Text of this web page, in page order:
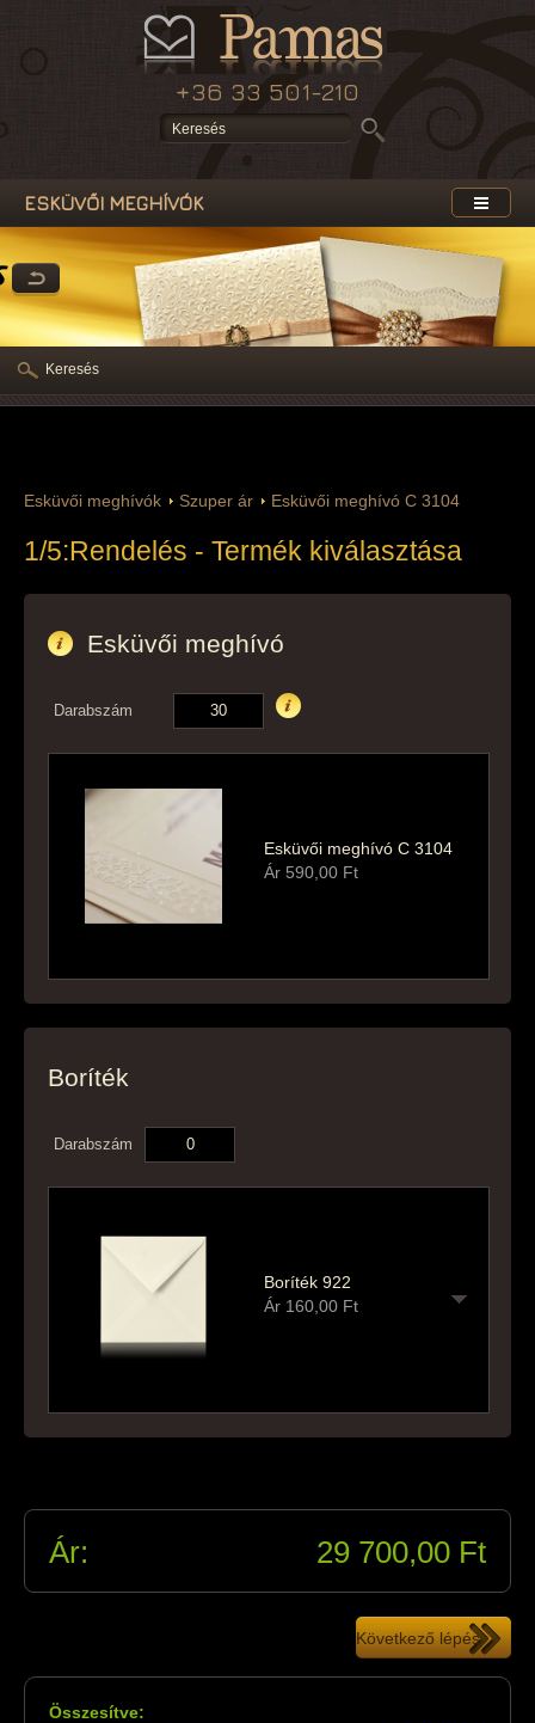
+36 33 501-210
ESKÜVŐI MEGHÍVÓK
Esküvői meghívók Szuper ár Esküvői meghívó C 3104
1/5:Rendelés - Termék kiválasztása
Esküvői meghívó
Darabszám
Esküvői meghívó C 3104
Ár 590,00 Ft
Boríték
Darabszám
Boríték 922
Ár 160,00 Ft
Ár: 29 700,00 Ft
Összesítve:
Keresés